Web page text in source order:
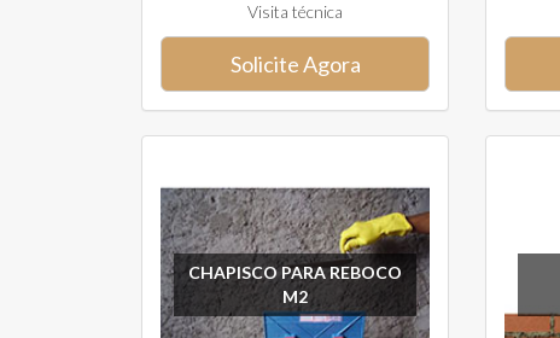
Visita técnica
Solicite Agora
CHAPISCO PARA REBOCO
M2